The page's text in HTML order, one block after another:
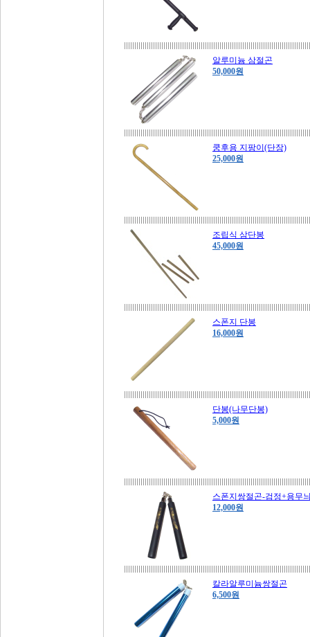
알루미늄 삼절곤
50,000원
쿵후용 지팡이(단장)
25,000원
조립식 삼단봉
45,000원
스폰지 단봉
16,000원
단봉(나무단봉)
5,000원
스폰지쌍절곤-검정+용무
12,000원
칼라알루미늄쌍절곤
6,500원